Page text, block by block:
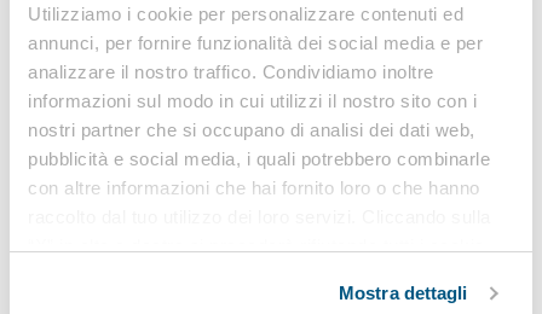
Utilizziamo i cookie per personalizzare contenuti ed
annunci, per fornire funzionalità dei social media e per
analizzare il nostro traffico. Condividiamo inoltre
informazioni sul modo in cui utilizzi il nostro sito con i
nostri partner che si occupano di analisi dei dati web,
pubblicità e social media, i quali potrebbero combinarle
con altre informazioni che hai fornito loro o che hanno
Mostra dettagli
Iscriviti alla nostra
Newsletter
Notizie, Modulistica e Linee Guida gratuite per